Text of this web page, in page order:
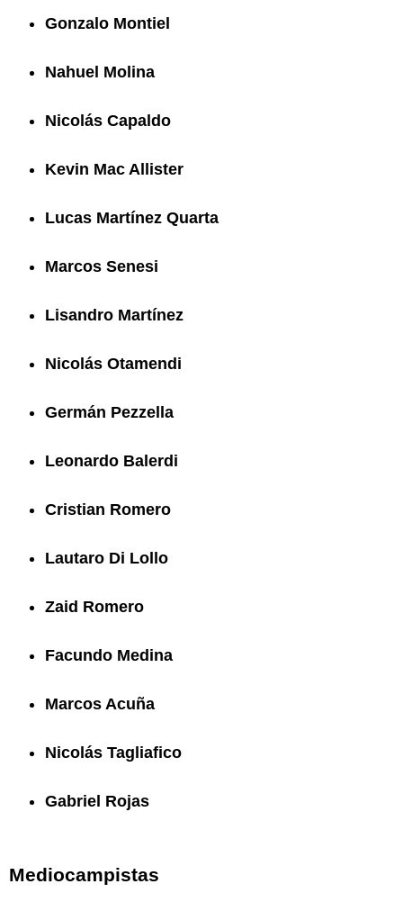
Gonzalo Montiel
Nahuel Molina
Nicolás Capaldo
Kevin Mac Allister
Lucas Martínez Quarta
Marcos Senesi
Lisandro Martínez
Nicolás Otamendi
Germán Pezzella
Leonardo Balerdi
Cristian Romero
Lautaro Di Lollo
Zaid Romero
Facundo Medina
Marcos Acuña
Nicolás Tagliafico
Gabriel Rojas
Mediocampistas